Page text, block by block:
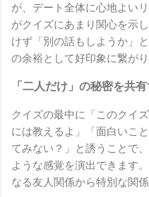
が、デート全体に心地よい
がクイズにあまり関心を示
けず「別の話もしようか」
の余裕として好印象に繋がり
「二人だけ」の秘密を共
クイズの最中に「このクイ
には教えるよ」「面白いこ
てみない？」と誘うことで
ような感覚を演出できます
なる友人関係から特別な関